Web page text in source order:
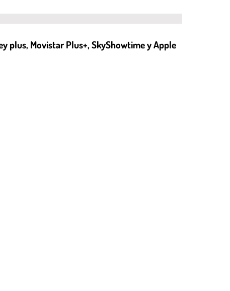
plus, Movistar Plus+, SkyShowtime y Apple